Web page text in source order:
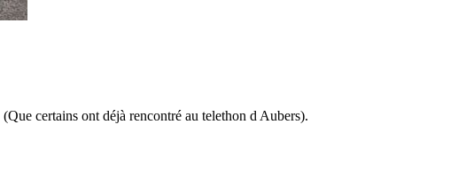
certains ont déjà rencontré au telethon d Aubers).